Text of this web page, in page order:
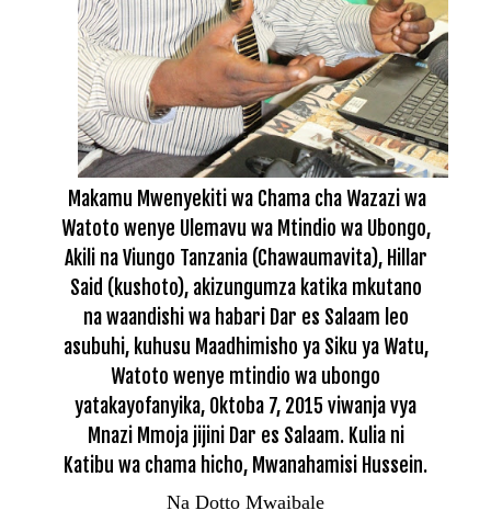
Makamu Mwenyekiti wa Chama cha Wazazi wa
Watoto wenye Ulemavu wa Mtindio wa Ubongo,
Akili na Viungo Tanzania (Chawaumavita), Hillar
Said (kushoto), akizungumza katika mkutano
na waandishi wa habari Dar es Salaam leo
asubuhi, kuhusu Maadhimisho ya Siku ya Watu,
Watoto wenye mtindio wa ubongo
yatakayofanyika, Oktoba 7, 2015 viwanja vya
Mnazi Mmoja jijini Dar es Salaam. Kulia ni
Katibu wa chama hicho, Mwanahamisi Hussein.
Na Dotto Mwaibale